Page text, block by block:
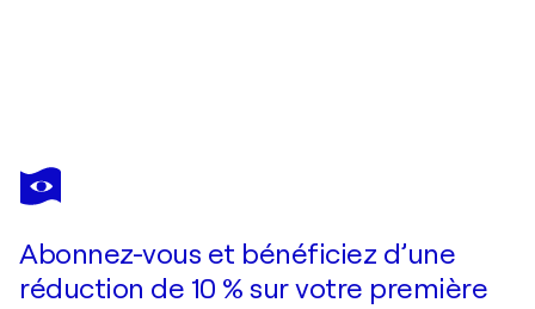
RUSLAN BOLGOV
Embrace of Sorrow
Abonnez-vous et bénéficiez d’une
réduction de 10 % sur votre première